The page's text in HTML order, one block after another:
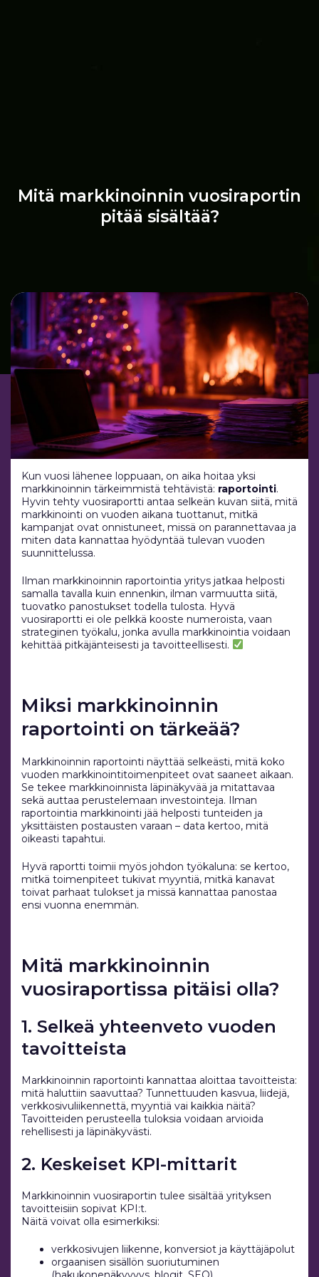
Mitä markkinoinnin vuosiraportin
pitää sisältää?
Kun vuosi lähenee loppuaan, on aika hoitaa yksi
markkinoinnin tärkeimmistä tehtävistä: raportointi.
Hyvin tehty vuosiraportti antaa selkeän kuvan siitä, mitä
markkinointi on vuoden aikana tuottanut, mitkä
kampanjat ovat onnistuneet, missä on parannettavaa ja
miten data kannattaa hyödyntää tulevan vuoden
suunnittelussa.
Ilman markkinoinnin raportointia yritys jatkaa helposti
samalla tavalla kuin ennenkin, ilman varmuutta siitä,
tuovatko panostukset todella tulosta. Hyvä
vuosiraportti ei ole pelkkä kooste numeroista, vaan
strateginen työkalu, jonka avulla markkinointia voidaan
kehittää pitkäjänteisesti ja tavoitteellisesti.
Miksi markkinoinnin
raportointi on tärkeää?
Markkinoinnin raportointi näyttää selkeästi, mitä koko
vuoden markkinointitoimenpiteet ovat saaneet aikaan.
Se tekee markkinoinnista läpinäkyvää ja mitattavaa
sekä auttaa perustelemaan investointeja. Ilman
raportointia markkinointi jää helposti tunteiden ja
yksittäisten postausten varaan – data kertoo, mitä
oikeasti tapahtui.
Hyvä raportti toimii myös johdon työkaluna: se kertoo,
mitkä toimenpiteet tukivat myyntiä, mitkä kanavat
toivat parhaat tulokset ja missä kannattaa panostaa
ensi vuonna enemmän.
Mitä markkinoinnin
vuosiraportissa pitäisi olla?
1. Selkeä yhteenveto vuoden
tavoitteista
Markkinoinnin raportointi kannattaa aloittaa tavoitteista:
mitä haluttiin saavuttaa? Tunnettuuden kasvua, liidejä,
verkkosivuliikennettä, myyntiä vai kaikkia näitä?
Tavoitteiden perusteella tuloksia voidaan arvioida
rehellisesti ja läpinäkyvästi.
2. Keskeiset KPI-mittarit
Markkinoinnin vuosiraportin tulee sisältää yrityksen
tavoitteisiin sopivat KPI:t.
Näitä voivat olla esimerkiksi:
verkkosivujen liikenne, konversiot ja käyttäjäpolut
orgaanisen sisällön suoriutuminen